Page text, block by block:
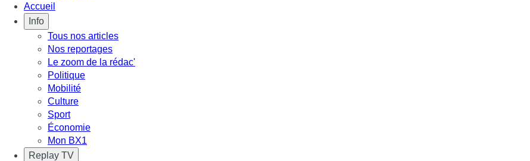
Accueil
Info
Tous nos articles
Nos reportages
Le zoom de la rédac'
Politique
Mobilité
Culture
Sport
Économie
Mon BX1
Replay TV